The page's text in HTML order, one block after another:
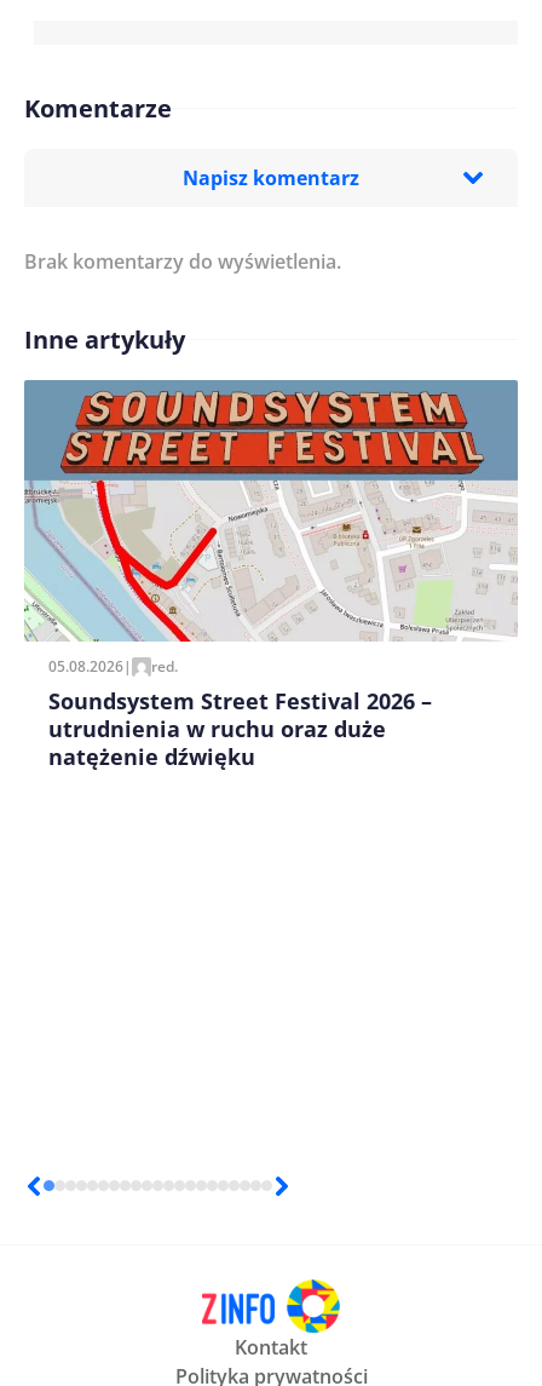
Komentarze
Napisz komentarz
Treść komentarza*
Imię/ Nick*
Zapamiętaj moje dane w tej przeglądarce podczas
pisania kolejnych komentarzy.
Brak komentarzy do wyświetlenia.
Inne artykuły
05.08.2026| red.
Soundsystem Street Festival 2026 –
utrudnienia w ruchu oraz duże
natężenie dźwięku
Kontakt
Polityka prywatności